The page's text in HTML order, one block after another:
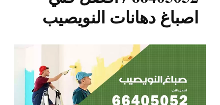
اصباغ دهانات النويصيب